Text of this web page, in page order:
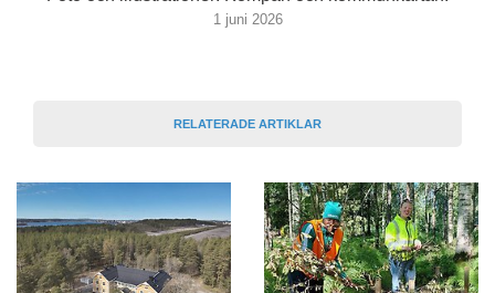
1 juni 2026
RELATERADE ARTIKLAR